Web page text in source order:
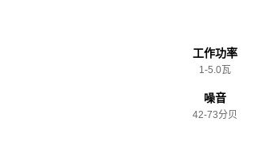
工作功率
1-5.0瓦
噪音
42-73分贝